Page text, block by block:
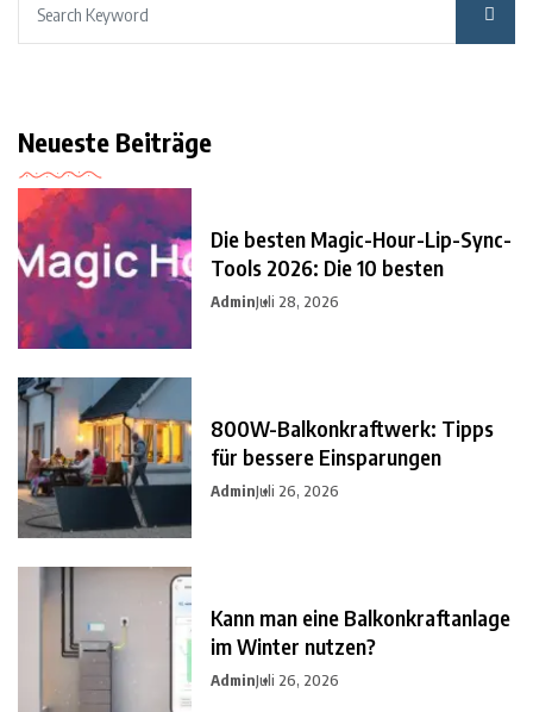
Neueste Beiträge
Die besten Magic-Hour-Lip-Sync-
Tools 2026: Die 10 besten
AdminJuli 28, 2026
800W-Balkonkraftwerk: Tipps
für bessere Einsparungen
AdminJuli 26, 2026
Kann man eine Balkonkraftanlage
im Winter nutzen?
AdminJuli 26, 2026